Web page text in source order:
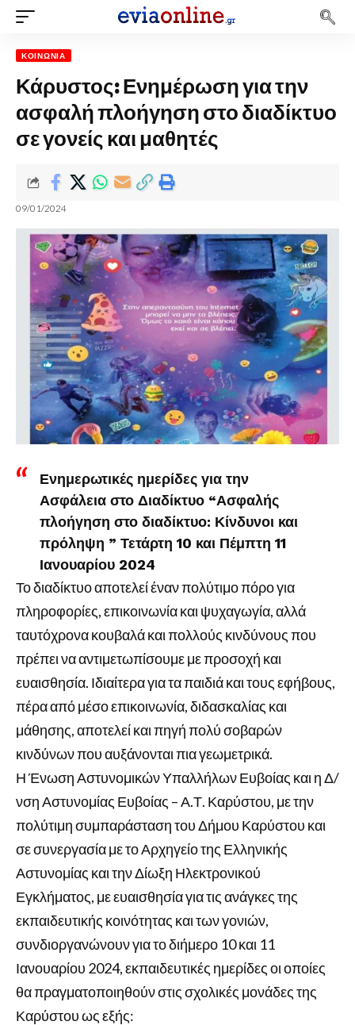
ΚΟΙΝΩΝΊΑ
Κάρυστος: Ενημέρωση για την
ασφαλή πλοήγηση στο διαδίκτυο
σε γονείς και μαθητές
09/01/2024
Ενημερωτικές ημερίδες για την
Ασφάλεια στο Διαδίκτυο “Ασφαλής
πλοήγηση στο διαδίκτυο: Κίνδυνοι και
πρόληψη ” Τετάρτη 10 και Πέμπτη 11
Ιανουαρίου 2024
Το διαδίκτυο αποτελεί έναν πολύτιμο πόρο για
πληροφορίες, επικοινωνία και ψυχαγωγία, αλλά
ταυτόχρονα κουβαλά και πολλούς κινδύνους που
πρέπει να αντιμετωπίσουμε με προσοχή και
ευαισθησία. Ιδιαίτερα για τα παιδιά και τους εφήβους,
πέρα από μέσο επικοινωνία, διδασκαλίας και
μάθησης, αποτελεί και πηγή πολύ σοβαρών
κινδύνων που αυξάνονται πια γεωμετρικά.
Η Ένωση Αστυνομικών Υπαλλήλων Ευβοίας και η Δ/
νση Αστυνομίας Ευβοίας – Α.Τ. Καρύστου, με την
πολύτιμη συμπαράσταση του Δήμου Καρύστου και
σε συνεργασία με το Αρχηγείο της Ελληνικής
Αστυνομίας και την Δίωξη Ηλεκτρονικού
Εγκλήματος, με ευαισθησία για τις ανάγκες της
εκπαιδευτικής κοινότητας και των γονιών,
συνδιοργανώνουν για το διήμερο 10 και 11
Ιανουαρίου 2024, εκπαιδευτικές ημερίδες οι οποίες
θα πραγματοποιηθούν στις σχολικές μονάδες της
Καρύστου ως εξής: